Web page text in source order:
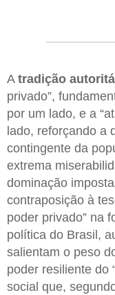
A tradição
privado”,
por um lado, e a
lado, reforçando a
contingente da
extrema
dominação
contraposição à
poder privado” na
política do Brasil,
salientam o peso
poder resiliente do
social que,